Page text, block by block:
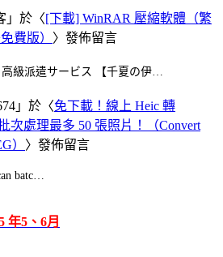
」於〈[下載] WinRAR 壓縮軟體（繁
費版） 〉發佈留言
高級派遣サービス 【千夏の伊…
」於〈免下載！線上 Heic 轉
次處理最多 50 張照片！（Convert
） 〉發佈留言
batc…
年5、6月